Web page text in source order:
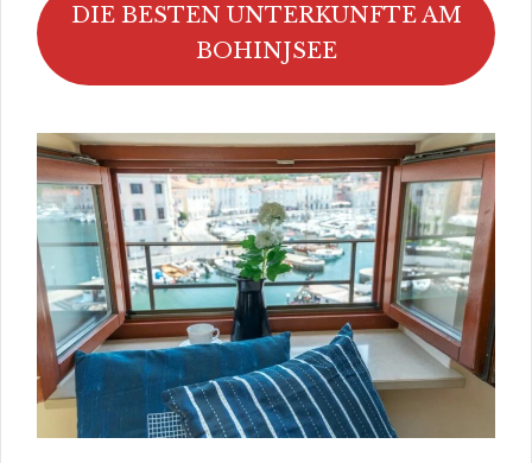
DIE BESTEN UNTERKUNFTE AM
BOHINJSEE